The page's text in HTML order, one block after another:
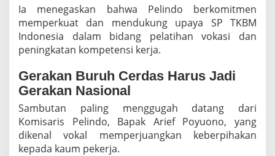
Ia menegaskan bahwa Pelindo berkomitmen
memperkuat dan mendukung upaya SP TKBM
Indonesia dalam bidang pelatihan vokasi dan
peningkatan kompetensi kerja.
Gerakan Buruh Cerdas Harus Jadi
Gerakan Nasional
Sambutan paling menggugah datang dari
Komisaris Pelindo, Bapak Arief Poyuono, yang
dikenal vokal memperjuangkan keberpihakan
kepada kaum pekerja.